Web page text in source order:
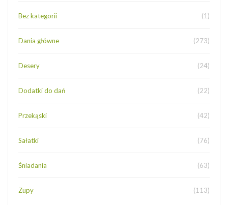
Bez kategorii (1)
Dania główne (273)
Desery (24)
Dodatki do dań (22)
Przekąski (42)
Sałatki (76)
Śniadania (63)
Zupy (113)